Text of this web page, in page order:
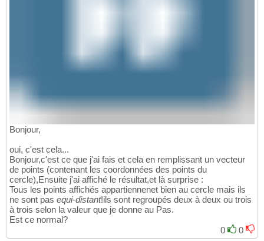
Bonjour,
oui, c'est cela...
Bonjour,c'est ce que j'ai fais et cela en remplissant un vecteur
de points (contenant les coordonnées des points du
cercle),Ensuite j'ai affiché le résultat,et là surprise :
Tous les points affichés appartiennenet bien au cercle mais ils
ne sont pas equi-distant!ils sont regroupés deux à deux ou trois
à trois selon la valeur que je donne au Pas.
Est ce normal?
0
0